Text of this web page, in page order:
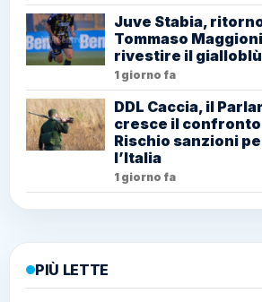
Juve Stabia,
Tommaso
rivestire il gialloblù
1 giorno fa
DDL Caccia, il
cresce il confronto
Rischio sanzioni
l’Italia
1 giorno fa
PIÙ LETTE